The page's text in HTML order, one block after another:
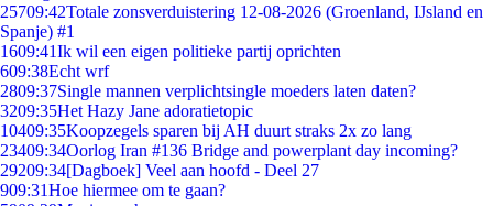
25709:42Totale zonsverduistering 12-08-2026 (Groenland, IJsland en
Spanje) #1
1609:41Ik wil een eigen politieke partij oprichten
609:38Echt wrf
2809:37Single mannen verplichtsingle moeders laten daten?
3209:35Het Hazy Jane adoratietopic
10409:35Koopzegels sparen bij AH duurt straks 2x zo lang
23409:34Oorlog Iran #136 Bridge and powerplant day incoming?
29209:34[Dagboek] Veel aan hoofd - Deel 27
909:31Hoe hiermee om te gaan?